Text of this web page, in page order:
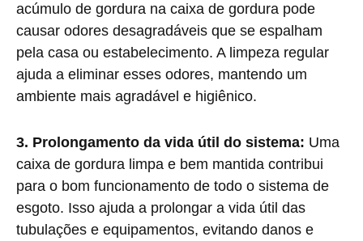
acúmulo de gordura na caixa de gordura pode
causar odores desagradáveis que se espalham
pela casa ou estabelecimento. A limpeza regular
ajuda a eliminar esses odores, mantendo um
ambiente mais agradável e higiênico.
3. Prolongamento da vida útil do sistema: Uma
caixa de gordura limpa e bem mantida contribui
para o bom funcionamento de todo o sistema de
esgoto. Isso ajuda a prolongar a vida útil das
tubulações e equipamentos, evitando danos e